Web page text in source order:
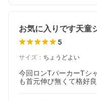
お気に入りです天童
5
サイズ ： ちょうどよい
今回ロンTパーカーTシ
も首元伸び無くて格好